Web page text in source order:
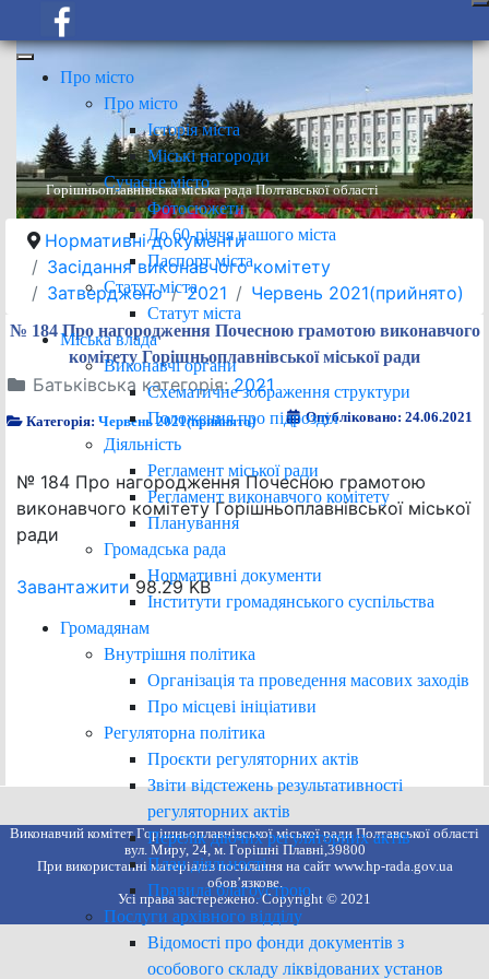
Про місто
Про місто
Історія міста
Міські нагороди
Сучасне місто
Фотосюжети
До 60-річчя нашого міста
Паспорт міста
Статут міста
Статут міста
Міська влада
Виконавчі органи
Схематичне зображення структури
Положення про підрозділ
Діяльність
Регламент міської ради
Регламент виконавчого комітету
Планування
Громадська рада
Нормативні документи
Інститути громадянського суспільства
Громадянам
Внутрішня політика
Організація та проведення масових заходів
Про місцеві ініціативи
Регуляторна політика
Проєкти регуляторних актів
Звіти відстежень результативності
регуляторних актів
Перелік діючих регуляторних актів
План діяльності
Правила благоустрою
Послуги архівного відділу
Відомості про фонди документів з
особового складу ліквідованих установ
Горішньоплавнівська міська рада Полтавської області
Нормативні документи
Засідання виконавчого комітету
Затверджено
2021 Червень 2021(прийнято)
№ 184 Про нагородження Почесною грамотою виконавчого
комітету Горішньоплавнівської міської ради
Батьківська категорія:2021
Категорія:Червень 2021(прийнято) Опубліковано: 24.06.2021
№ 184 Про нагородження Почесною грамотою
виконавчого комітету Горішньоплавнівської міської
ради
Завантажити 98.29 KB
Виконавчий комітет Горішньоплавнівської міської ради Полтавської області
вул. Миру, 24, м. Горішні Плавні,39800
При використанні матеріалів посилання на сайт www.hp-rada.gov.ua
обов’язкове.
Усі права застережено. Copyright © 2021